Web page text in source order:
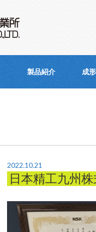
製品紹介 成
2022.10.21
日本精工九州